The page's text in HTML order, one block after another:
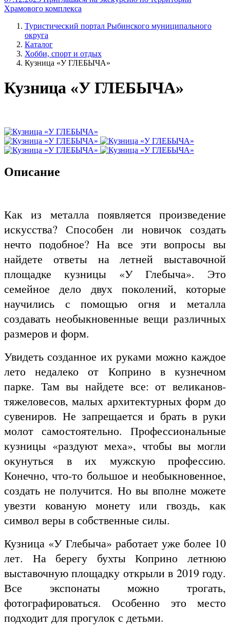
Храмового комплекса
Туристический портал Рыбинского муниципального
округа
Каталог
Хобби, спорт и отдых
Кузница «У ГЛЕБЫЧА»
Кузница «У ГЛЕБЫЧА»
Описание
Как из металла появляется произведение
искусства? Способен ли новичок создать
нечто подобное? На все эти вопросы вы
найдете ответы на летней выставочной
площадке кузницы «У Глебыча». Это
семейное дело двух поколений, которые
научились с помощью огня и металла
создавать необыкновенные вещи различных
размеров и форм.
Увидеть созданное их руками можно каждое
лето недалеко от Коприно в кузнечном
парке. Там вы найдете все: от великанов-
тяжеловесов, малых архитектурных форм до
сувениров. Не запрещается и брать в руки
молот самостоятельно. Профессиональные
кузницы «раздуют меха», чтобы вы могли
окунуться в их мужскую профессию.
Конечно, что-то большое и необыкновенное,
создать не получится. Но вы вполне можете
увезти кованую монету или гвоздь, как
символ веры в собственные силы.
Кузница «У Глебыча» работает уже более 10
лет. На берегу бухты Коприно летнюю
выставочную площадку открыли в 2019 году.
Все экспонаты можно трогать,
фотографироваться. Особенно это место
подходит для прогулок с детьми.